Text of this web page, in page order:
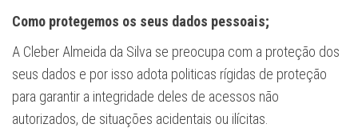
Como protegemos os seus dados pessoais;
A Cleber Almeida da Silva se preocupa com a proteção dos
seus dados e por isso adota politicas rígidas de proteção
para garantir a integridade deles de acessos não
autorizados, de situações acidentais ou ilícitas.